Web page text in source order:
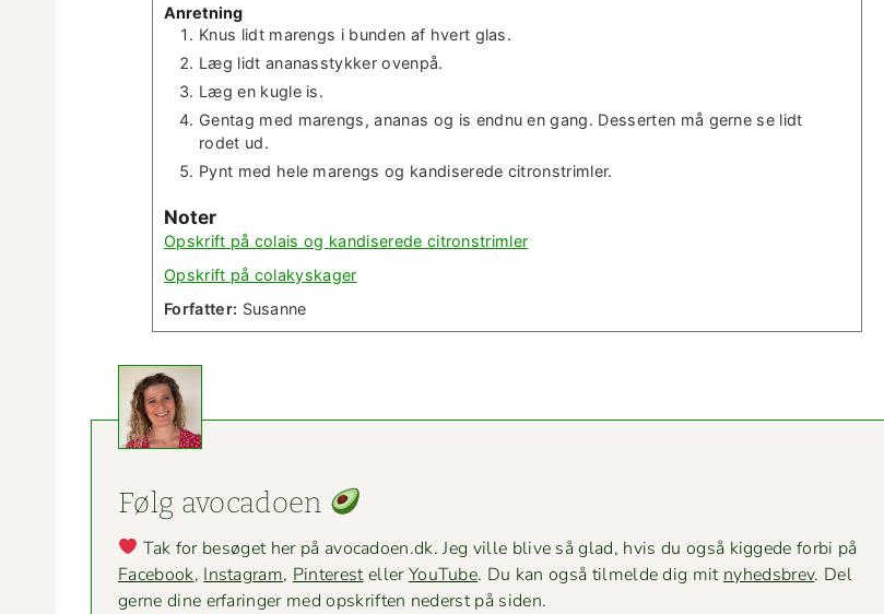
Anret­ning
Knus lidt marengs i bun­den af hvert glas.
Læg lidt ananasstykker ovenpå.
Læg en kugle is.
Gen­tag med marengs, ananas og is end­nu en gang. Desserten må gerne se lidt
rodet ud.
Pynt med hele marengs og kan­dis­erede citronstrimler.
Not­er
Opskrift på colais og kan­dis­erede citronstrimler
Opskrift på colakyskager
For­fat­ter: Susanne
Følg avo­ca­doen
Tak for besøget her på avocadoen.dk. Jeg ville blive så glad, hvis du også kiggede for­bi på
Face­book, Insta­gram, Pin­ter­estellerYouTube. Du kan også tilmelde dig mit nyheds­brev. Del
gerne dine erfaringer med opskriften ned­er­st på siden.